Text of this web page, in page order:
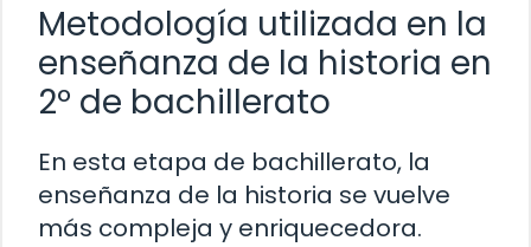
Metodología utilizada en la
enseñanza de la historia en
2º de bachillerato
En esta etapa de bachillerato, la
enseñanza de la historia se vuelve
más compleja y enriquecedora.